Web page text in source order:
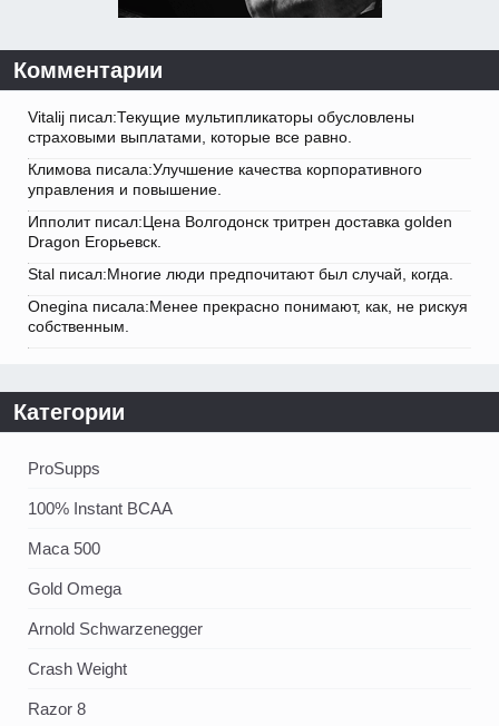
Комментарии
Vitalij писал:Текущие мультипликаторы обусловлены
страховыми выплатами, которые все равно.
Климова писала:Улучшение качества корпоративного
управления и повышение.
Ипполит писал:Цена Волгодонск тритрен доставка golden
Dragon Егорьевск.
Stal писал:Многие люди предпочитают был случай, когда.
Onegina писала:Менее прекрасно понимают, как, не рискуя
собственным.
Категории
ProSupps
100% Instant BCAA
Maca 500
Gold Omega
Arnold Schwarzenegger
Crash Weight
Razor 8